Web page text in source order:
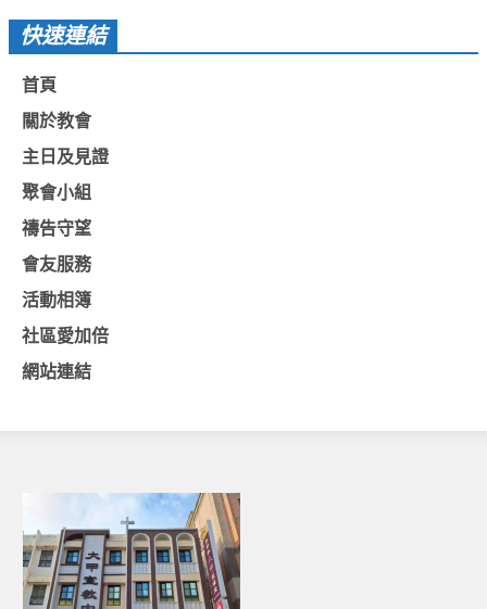
教會節慶_2017年
教會節慶_2015年
教會節慶_2014年
教會節慶_2013年
活動影音
活動影音_2024年
活動影音_2020年
活動影音_2019年
活動影音_2018年
快速連結
首頁
關於教會
主日及見證
聚會小組
禱告守望
會友服務
活動相簿
社區愛加倍
網站連結